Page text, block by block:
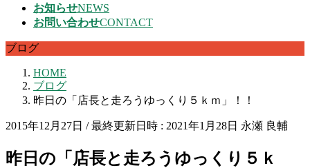
お知らせNEWS
お問い合わせCONTACT
ブログ
HOME
ブログ
昨日の「店長と走ろうゆっくり５ｋｍ」！！
2015年12月27日 / 最終更新日時 : 2021年1月28日 永瀬 良輔
昨日の「店長と走ろうゆっくり５ｋ